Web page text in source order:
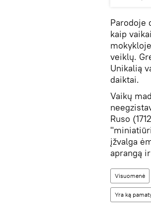
Parodoje
kaip
veiklų.
Unikalią
daiktai.
Vaikų
Ruso
įžvalga
aprangą
Visuomenė
Yra ką